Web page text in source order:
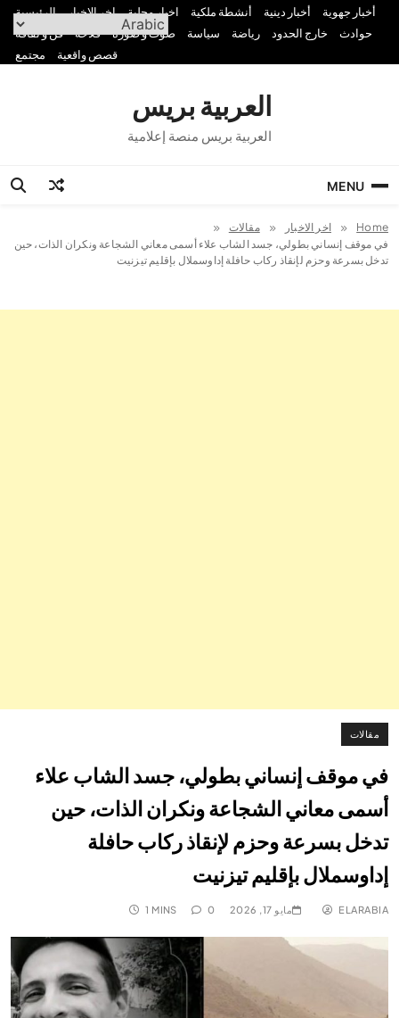
Skipأخبار جهوية أخبار دينية أنشطة ملكية اخبار محلية اخر الاخبار
الرئيسية
حوادث
خارج الحدود رياضة سياسة صوت و صورة فلاحة
فن و ثقافة
قصص واقعية
مجتمع
العربية بريس
العربية بريس منصة إعلامية
MENU
Home اخر الاخبار
مقالات
في موقف إنساني بطولي، جسد الشاب علاء أسمى معاني الشجاعة ونكران الذات، حين
تدخل بسرعة وحزم لإنقاذ ركاب حافلة إداوسملال بإقليم تيزنيت
مقالات
في موقف إنساني بطولي، جسد الشاب علاء
أسمى معاني الشجاعة ونكران الذات، حين
تدخل بسرعة وحزم لإنقاذ ركاب حافلة
إداوسملال بإقليم تيزنيت
ELARABIA مايو 17, 2026 0
1 MINS